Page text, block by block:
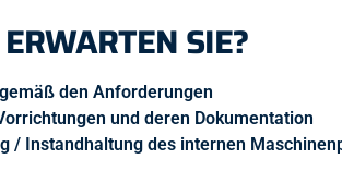
SIE?
den Anforderungen
und deren Dokumentation
/ Instandhaltung des internen